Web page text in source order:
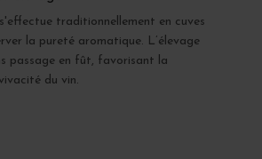
traditionnellement en cuves
la pureté aromatique. L’élevage
passage en fût, favorisant la
du vin.